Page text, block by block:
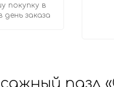
покупку в
день заказа
пазл